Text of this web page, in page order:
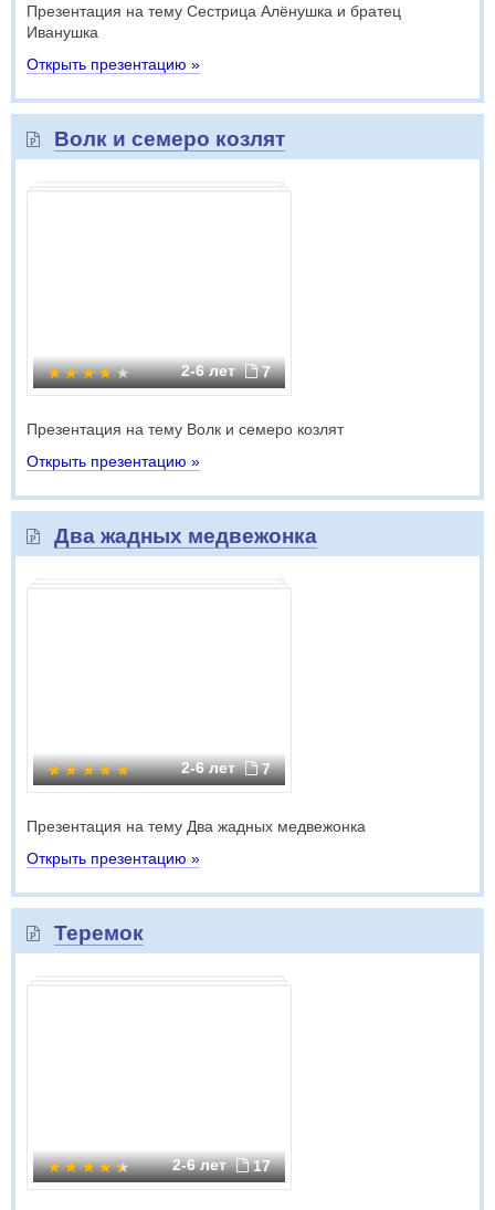
Презентация на тему Сестрица Алёнушка и братец
Иванушка
Открыть презентацию »
Волк и семеро козлят
2-6 лет 7
Презентация на тему Волк и семеро козлят
Открыть презентацию »
Два жадных медвежонка
2-6 лет 7
Презентация на тему Два жадных медвежонка
Открыть презентацию »
Теремок
2-6 лет 17